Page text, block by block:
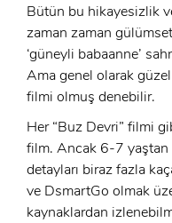
Bütün bu hikayesizlik
zaman zaman
‘güneyli babaanne’
Ama genel olarak
filmi olmuş denebilir.
Her “Buz Devri” filmi
film. Ancak 6-7 yaştan
detayları biraz fazla
ve DsmartGo olmak
kaynaklardan